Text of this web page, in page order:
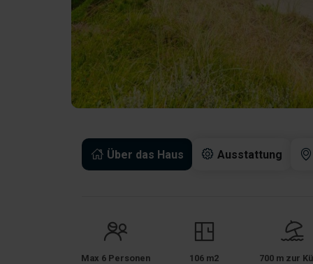
Über das Haus Ausstattung
Max 6 Personen 106 m2 700 m zur